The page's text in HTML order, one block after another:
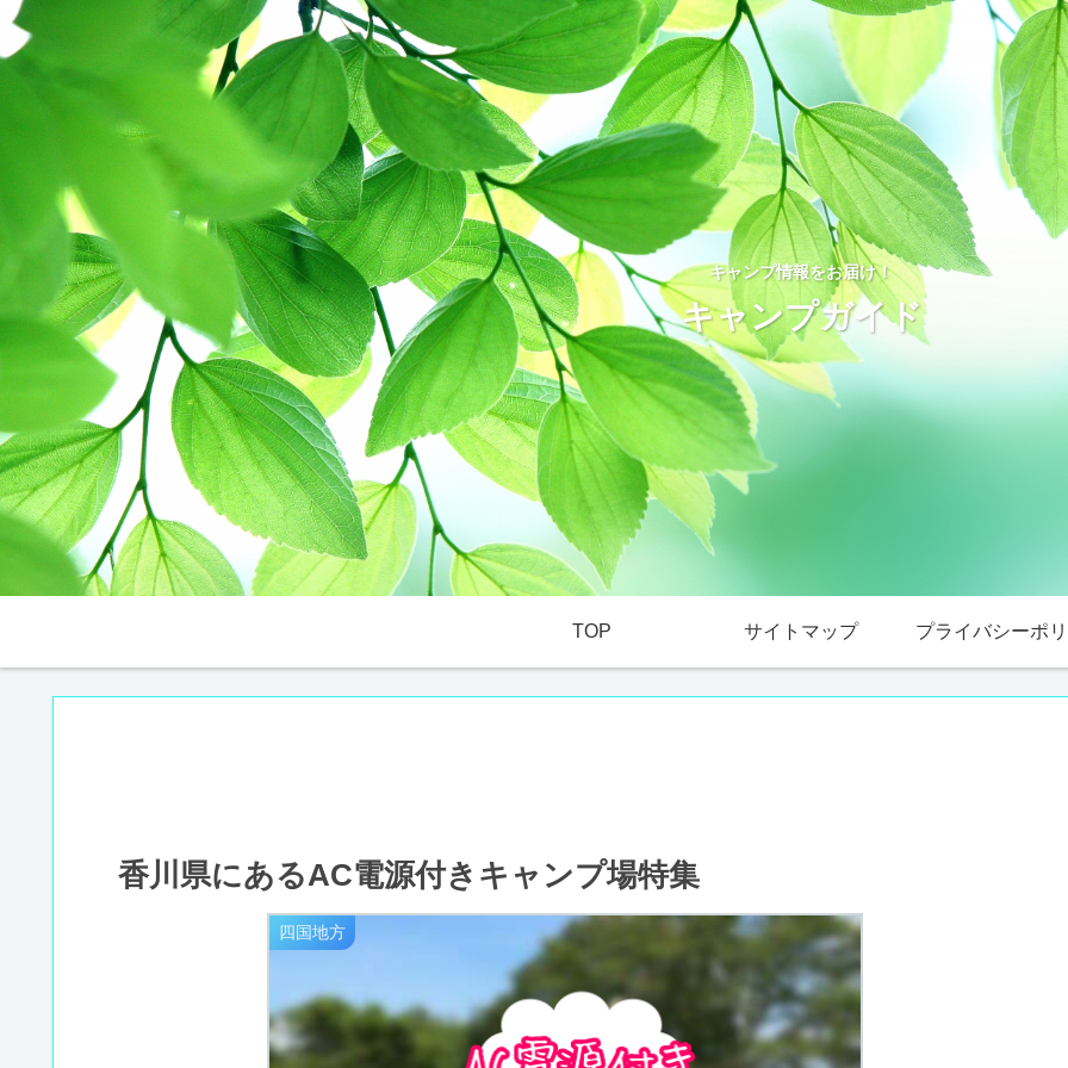
キャンプ情報をお届け！
キャンプガイド
TOP サイトマップ プライバシーポ
香川県にあるAC電源付きキャンプ場特集
四国地方